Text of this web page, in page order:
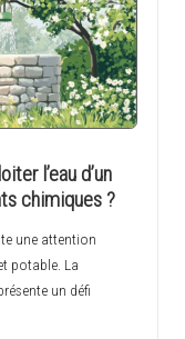
l’eau d’un
chimiques ?
une attention
potable. La
un défi